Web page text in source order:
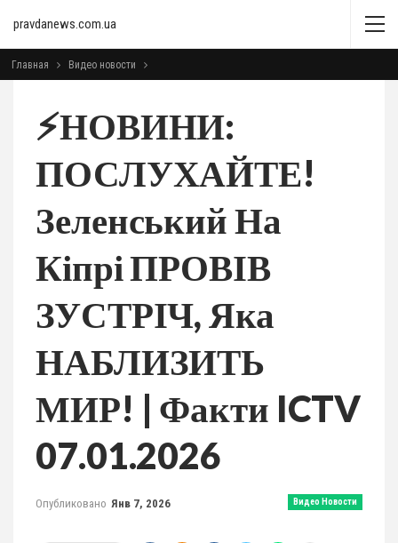
pravdanews.com.ua
Главная Видео новости
⚡️НОВИНИ:
ПОСЛУХАЙТЕ!
Зеленський На
Кіпрі ПРОВІВ
ЗУСТРІЧ, Яка
НАБЛИЗИТЬ
МИР! | Факти ICTV
07.01.2026
Видео Новости
Опубликовано Янв 7, 2026